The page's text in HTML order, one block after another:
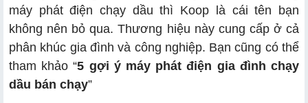
máy phát điện chạy dầu thì Koop là cái tên bạn
không nên bỏ qua. Thương hiệu này cung cấp ở cả
phân khúc gia đình và công nghiệp. Bạn cũng có thể
tham khảo “5 gợi ý máy phát điện gia đình chạy
dầu bán chạy”